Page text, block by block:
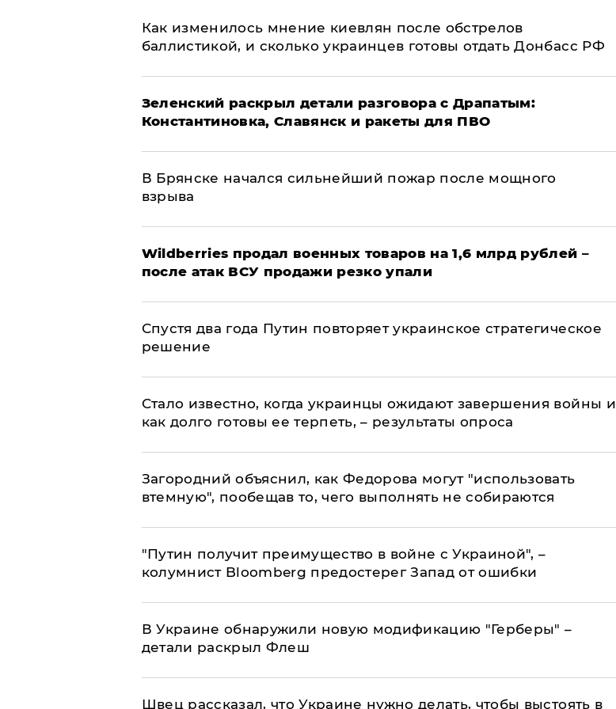
Как изменилось мнение киевлян после обстрелов
баллистикой, и сколько украинцев готовы отдать Донбасс РФ
​Зеленский раскрыл детали разговора с Драпатым:
Константиновка, Славянск и ракеты для ПВО
В Брянске начался сильнейший пожар после мощного
взрыва
​Wildberries продал военных товаров на 1,6 млрд рублей –
после атак ВСУ продажи резко упали
Спустя два года Путин повторяет украинское стратегическое
решение
Стало известно, когда украинцы ожидают завершения войны и
как долго готовы ее терпеть, – результаты опроса
Загородний объяснил, как Федорова могут "использовать
втемную", пообещав то, чего выполнять не собираются
"Путин получит преимущество в войне с Украиной", –
колумнист Bloomberg предостерег Запад от ошибки
В Украине обнаружили новую модификацию "Герберы" –
детали раскрыл Флеш
Швец рассказал, что Украине нужно делать, чтобы выстоять в